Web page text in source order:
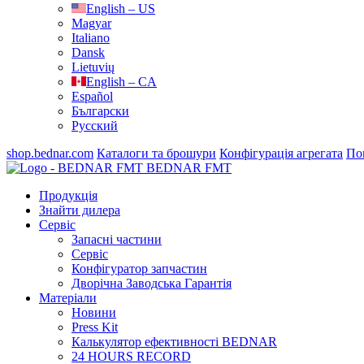
English – US
Magyar
Italiano
Dansk
Lietuvių
English – CA
Español
Български
Русский
shop.bednar.com Каталоги та брошури Конфігурація агрегата
BEDNAR FMT
Продукція
Знайти дилера
Сервіс
Запасні частини
Сервіс
Конфігуратор запчастин
Дворічна Заводська Гарантія
Матеріали
Новини
Press Kit
Калькулятор ефективності BEDNAR
24 HOURS RECORD